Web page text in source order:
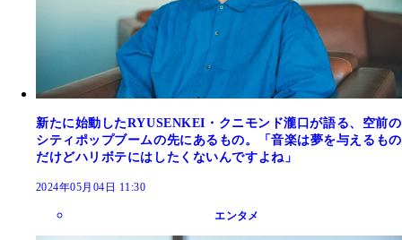
新たに始動したRYUSENKEI・クニモンド瀧口が語る、空前の
シティポップブームの先にあるもの。「音楽は夢を与えるもの
だけどハリボテにはしたくないんですよね」
2024年05月04日 11:30
エンタメ